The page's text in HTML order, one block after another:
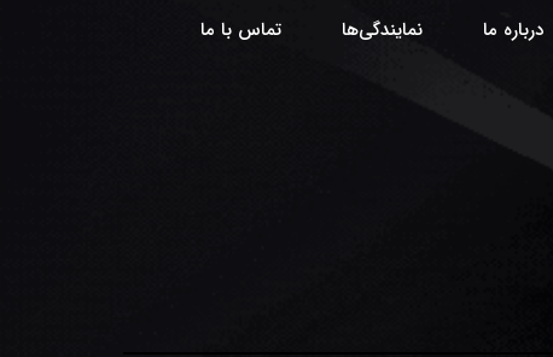
درباره ما نمایندگی‌ها
تماس با ما